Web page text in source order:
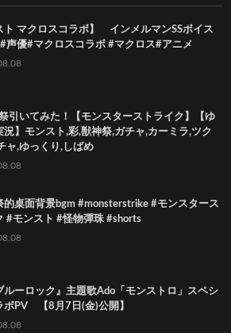
ト マクロスコラボ】 インメルマンSSボイス
声優#マクロスコラボ #マクロス#アニメ
引いてみた！【モンスターストライク】【ゆ
況】モンスト,彩,獣神祭,ガチャ,カーミラ,ツク
ャ,ゆっくり,しばめ
的桌面背景bgm #monsterstrike #モンスタース
#モンスト #怪物彈珠 #shorts
ルーロック』主題歌Ado「モンストロ」スペシ
ボPV 【8月7日(金)公開】